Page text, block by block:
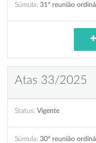
Súmula: 31ª reunião
Atas 33/2025
Status: Vigente
Súmula: 30ª reunião